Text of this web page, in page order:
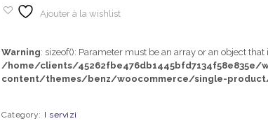
Ajouter à la wishlist
Warning: sizeof(): Parameter must be an array or an object
/home/clients/45262fbe476db1445bfd7134f58e835e/
content/themes/benz/woocommerce/single-
Category: I servizi